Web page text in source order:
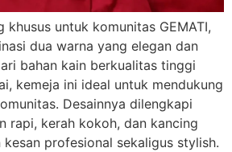
khusus untuk komunitas GEMATI,
dua warna yang elegan dan
bahan kain berkualitas tinggi
kemeja ini ideal untuk mendukung
Desainnya dilengkapi
rapi, kerah kokoh, dan kancing
kesan profesional sekaligus stylish.